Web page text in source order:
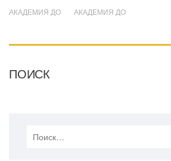
АКАДЕМИЯ ДО АКАДЕМИЯ ДО
ПОИСК